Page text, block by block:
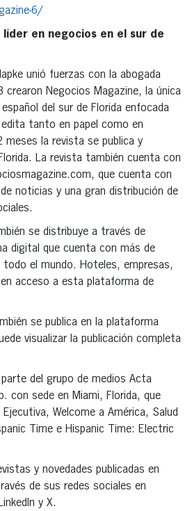
6/
líder en negocios en el sur de
unió fuerzas con la abogada
crearon Negocios Magazine, la única
del sur de Florida enfocada
tanto en papel como en
la revista se publica y
La revista también cuenta con
que cuenta con
noticias y una gran distribución de
se distribuye a través de
digital que cuenta con más de
todo el mundo. Hoteles, empresas,
acceso a esta plataforma de
se publica en la plataforma
visualizar la publicación completa
del grupo de medios Acta
con sede en Miami, Florida, que
Welcome a América, Salud
Time e Hispanic Time: Electric
y novedades publicadas en
de sus redes sociales en
y X.